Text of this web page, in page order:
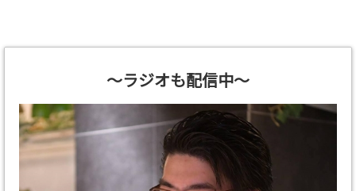
～ラジオも配信中～